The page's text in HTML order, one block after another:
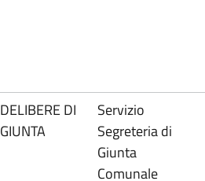
DELIBERE DI
GIUNTA
Servizio
Segreteria di
Giunta
Comunale